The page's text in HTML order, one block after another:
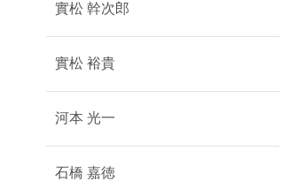
實松 幹次郎
實松 裕貴
河本 光一
石橋 嘉徳